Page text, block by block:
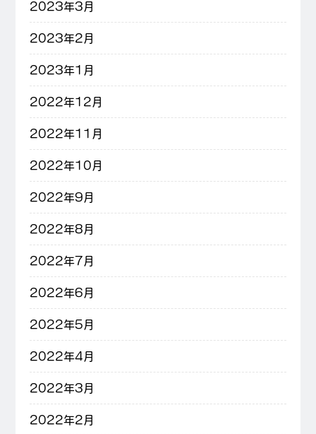
2023年3月
2023年2月
2023年1月
2022年12月
2022年11月
2022年10月
2022年9月
2022年8月
2022年7月
2022年6月
2022年5月
2022年4月
2022年3月
2022年2月